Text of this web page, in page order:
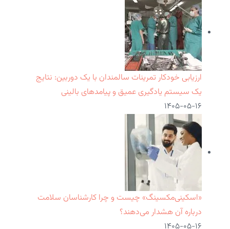
ارزیابی خودکار تمرینات سالمندان با یک دوربین: نتایج
یک سیستم یادگیری عمیق و پیامدهای بالینی
۱۴۰۵-۰۵-۱۶
«اسکینی‌مکسینگ» چیست و چرا کارشناسان سلامت
درباره آن هشدار می‌دهند؟